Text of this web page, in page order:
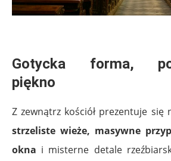
Gotycka forma,
piękno
Z zewnątrz kościół prezentuje się
strzeliste wieże, masywne
okna i misterne detale